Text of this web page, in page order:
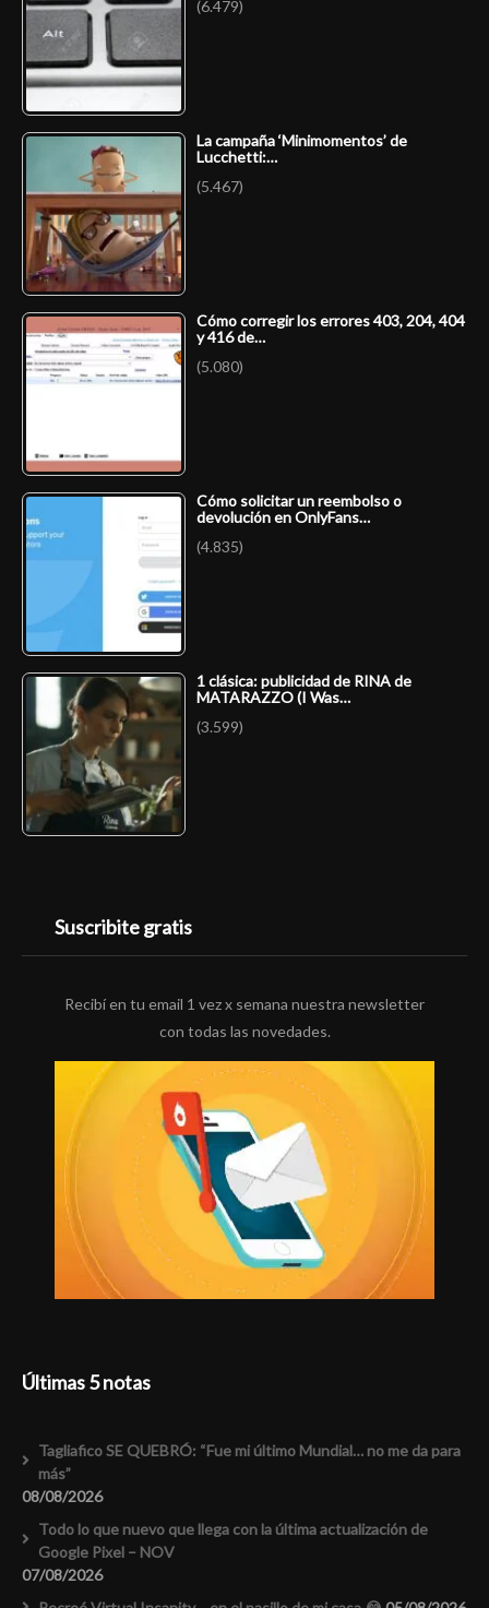
(6.479)
La campaña ‘Minimomentos’ de
Lucchetti:…
(5.467)
Cómo corregir los errores 403, 204, 404
y 416 de…
(5.080)
Cómo solicitar un reembolso o
devolución en OnlyFans…
(4.835)
1 clásica: publicidad de RINA de
MATARAZZO (I Was…
(3.599)
Suscribite gratis
Recibí en tu email 1 vez x semana nuestra newsletter
con todas las novedades.
Últimas 5 notas
Tagliafico SE QUEBRÓ: “Fue mi último Mundial… no me da para
más”
08/08/2026
Todo lo que nuevo que llega con la última actualización de
Google Pixel – NOV
07/08/2026